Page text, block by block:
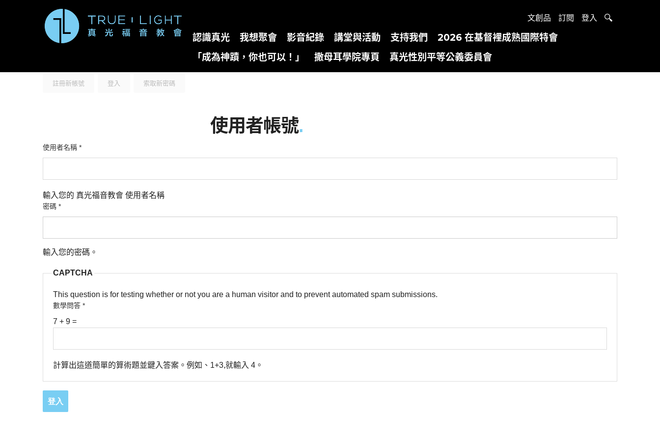
文創品
訂閱 登入
認識真光 我想聚會 影音紀錄 講堂與活動 支持我們
2026 在基督裡成熟國際特會
「成為神蹟，你也可以！」
撒母耳學院專頁 真光性別平等公義委員會
主要索引標籤
註冊新帳號 登入 (作用中頁籤)索取新密碼
使用者帳號.
使用者名稱 *
輸入您的 真光福音教會 使用者名稱
密碼 *
輸入您的密碼。
CAPTCHA
This question is for testing whether or not you are a human visitor and to prevent automated spam submissions.
數學問答 *
7 + 9 =
計算出這道簡單的算術題並鍵入答案。例如、1+3,就輸入 4。